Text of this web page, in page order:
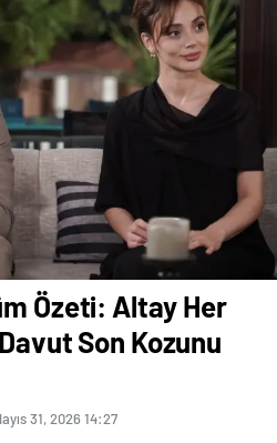
Özeti: Altay Her
Son Kozunu
31, 2026 14:27